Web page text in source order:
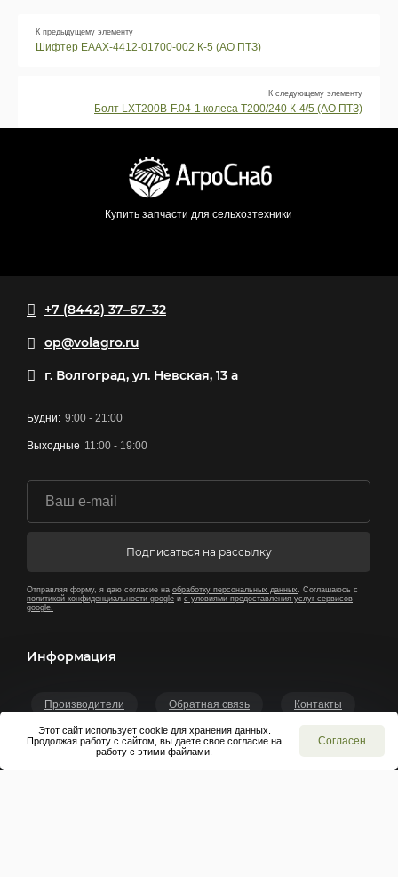
К предыдущему элементу
Шифтер ЕААХ-4412-01700-002 К-5 (АО ПТЗ)
К следующему элементу
Болт LXT200B-F.04-1 колеса Т200/240 К-4/5 (АО ПТЗ)
Купить запчасти для сельхозтехники
+7 (8442) 37‒67‒32
op@volagro.ru
г. Волгоград, ул. Невская, 13 а
Будни: 9:00 - 21:00
Выходные 11:00 - 19:00
Производители Обратная связь Контакты
Информация
Категории
Подписаться на рассылку
Отправляя форму, я даю согласие на обработку персональных данных . Соглашаюсь с
политикой конфиденциальности google и с уловиями предоставления услуг сервисов
google.
Этот сайт использует cookie для хранения данных.
Продолжая работу с сайтом, вы даете свое согласие на
работу с этими файлами.
Согласен